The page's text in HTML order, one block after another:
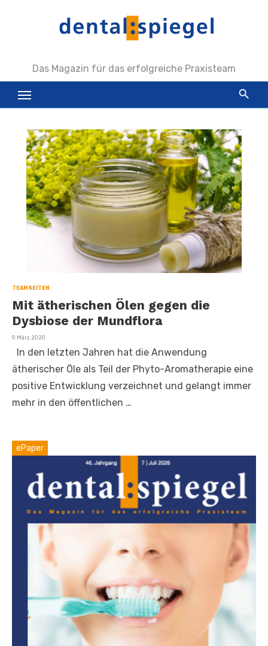
Das Magazin für das erfolgreiche Praxisteam
TEAMSEITEN
Mit ätherischen Ölen gegen die
Dysbiose der Mundflora
Veröffentlicht
9. März 2020
In den letzten Jahren hat die Anwendung
ätherischer Öle als Teil der Phyto-Aromatherapie eine
positive Entwicklung verzeichnet und gelangt immer
mehr in den öffentlichen …
ePaper